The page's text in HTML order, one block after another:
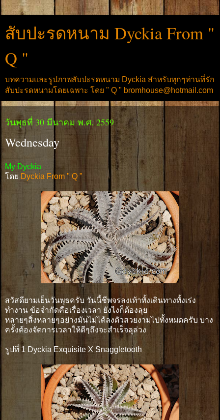
สับปะรดหนาม Dyckia From "
Q "
บทความและรูปภาพสับปะรดหนาม Dyckia สำหรับทุกๆท่านที่รัก
สับปะรดหนามโดยเฉพาะ โดย " Q " bromhouse@hotmail.com
วันพุธที่ 30 มีนาคม พ.ศ. 2559
Wednesday
My Dyckia
โดย Dyckia From " Q "
สวัสดียามเย็นวันพุธครับ วันนี้ชีพจรลงเท้าทั้งเดินทางทั้งเร่ง
ทำงาน ข้อจำกัดคือเรื่องเวลา ยังไงก็ต้องลุย
หลายๆสิ่งหลายๆอย่างมันไม่ได้ลงตัวสวยงามไปทั้งหมดครับ บาง
ครั้งต้องจัดการเวลาให้ดีๆถึงจะสำเร็จลุล่วง
รูปที่ 1 Dyckia Exquisite X Snaggletooth